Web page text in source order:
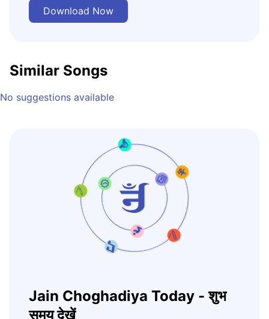
Download Now
Similar Songs
No suggestions available
Jain Choghadiya Today - शुभ
समय देखें